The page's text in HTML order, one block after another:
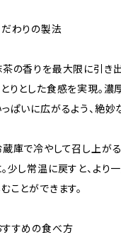
だわりの製法
茶の香りを最大限に引き出
とりとした食感を実現。
っぱいに広がるよう、絶妙
蔵庫で冷やして召し上が
。少し常温に戻すと、よ
むことができます。
すすめの食べ方